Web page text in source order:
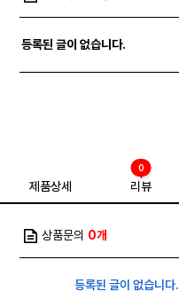
등록된 글이 없습니다.
제품상세 리뷰
0
상품문의 0개
등록된 글이 없습니다.